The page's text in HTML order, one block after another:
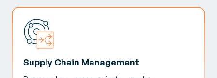
Supply Chain Management